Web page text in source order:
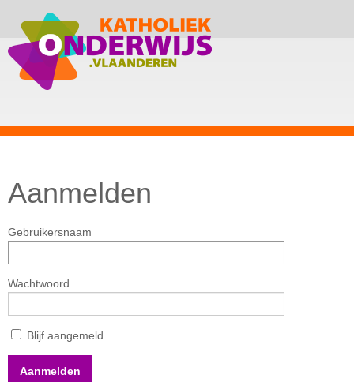
Aanmelden
Gebruikersnaam
Wachtwoord
Blijf aangemeld